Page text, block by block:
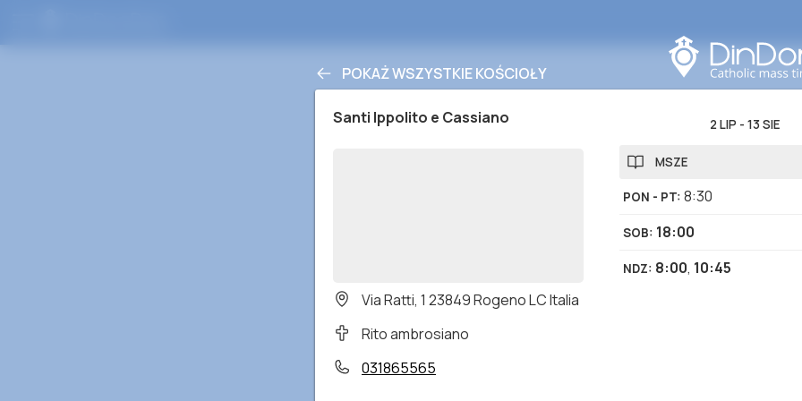
POKAŻ WSZYSTKIE KOŚCIOŁY
Santi Ippolito e Cassiano
Via Ratti, 1 23849 Rogeno LC Italia
Rito ambrosiano
031865565
2 LIP - 13 SIE
MSZE
PON - PT: 8:30
SOB: 18:00
NDZ: 8:00, 10:45